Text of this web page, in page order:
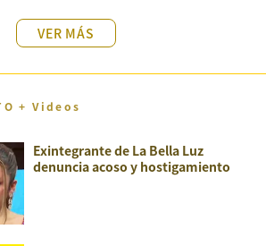
VER MÁS
+ Videos
Exintegrante de La Bella Luz
denuncia acoso y hostigamiento